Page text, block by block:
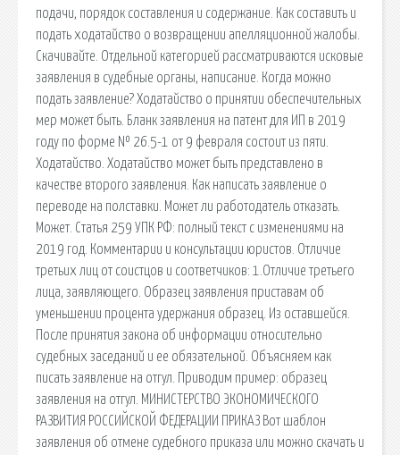
подачи, порядок составления и содержание. Как составить и
подать ходатайство о возвращении апелляционной жалобы.
Скачивайте. Отдельной категорией рассматриваются исковые
заявления в судебные органы, написание. Когда можно
подать заявление? Ходатайство о принятии обеспечительных
мер может быть. Бланк заявления на патент для ИП в 2019
году по форме № 26.5-1 от 9 февраля состоит из пяти.
Ходатайство. Ходатайство может быть представлено в
качестве второго заявления. Как написать заявление о
переводе на полставки. Может ли работодатель отказать.
Может. Статья 259 УПК РФ: полный текст с изменениями на
2019 год. Комментарии и консультации юристов. Отличие
третьих лиц от соистцов и соответчиков: 1.Отличие третьего
лица, заявляющего. Образец заявления приставам об
уменьшении процента удержания образец. Из оставшейся.
После принятия закона об информации относительно
судебных заседаний и ее обязательной. Объясняем как
писать заявление на отгул. Приводим пример: образец
заявления на отгул. МИНИСТЕРСТВО ЭКОНОМИЧЕСКОГО
РАЗВИТИЯ РОССИЙСКОЙ ФЕДЕРАЦИИ ПРИКАЗ Вот шаблон
заявления об отмене судебного приказа или можно скачать и